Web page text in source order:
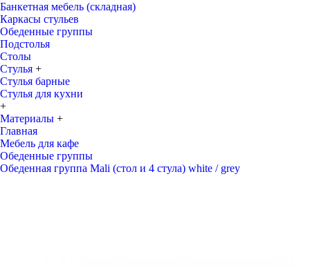
Банкетная мебель (складная)
Каркасы стульев
Обеденные группы
Подстолья
Столы
Стулья +
Стулья барные
Стулья для кухни
+
Материалы +
Главная
Мебель для кафе
Обеденные группы
Обеденная группа Mali (стол и 4 стула) white / grey